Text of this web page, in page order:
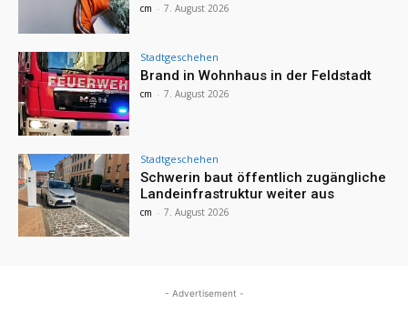
cm - 7. August 2026
Stadtgeschehen
Brand in Wohnhaus in der Feldstadt
cm - 7. August 2026
Stadtgeschehen
Schwerin baut öffentlich zugängliche
Landeinfrastruktur weiter aus
cm - 7. August 2026
- Advertisement -